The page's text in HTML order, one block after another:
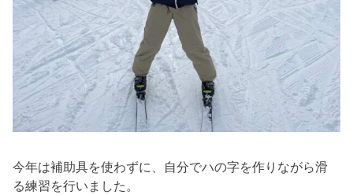
今年は補助具を使わずに、自分でハの字を作りながら滑
る練習を行いました。